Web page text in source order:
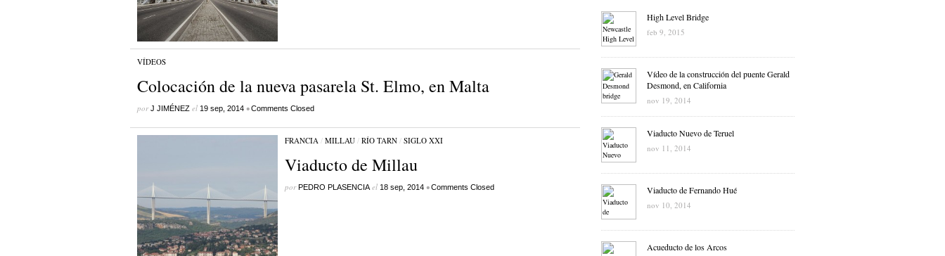
VÍDEOS
Colocación de la nueva pasarela St. Elmo, en Malta
porJ JIMÉNEZel 19 sep, 2014 •Comments Closed
FRANCIA/ MILLAU/ RÍO TARN/ SIGLO XXI
Viaducto de Millau
porPEDRO PLASENCIAel 18 sep, 2014 •Comments Closed
High Level Bridge
feb 9, 2015
Vídeo de la construcción del puente Gerald
Desmond, en California
nov 19, 2014
Viaducto Nuevo de Teruel
nov 11, 2014
Viaducto de Fernando Hué
nov 10, 2014
Acueducto de los Arcos